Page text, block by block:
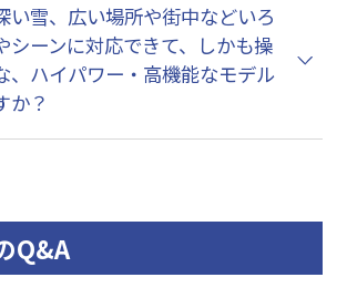
い雪、広い場所や街中などいろ
シーンに対応できて、しかも操
、ハイパワー・高機能なモデル
か？
Q&A